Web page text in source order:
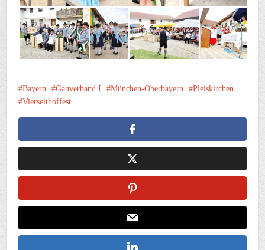
Bayern Gauverband I München-Oberbayern
Pleiskirchen
Vierseithoffest